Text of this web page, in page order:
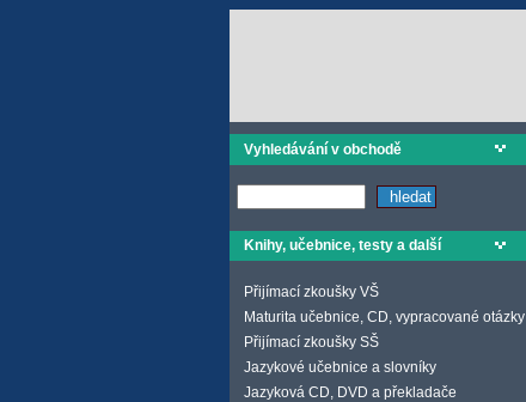
Vyhledávání v obchodě
Knihy, učebnice, testy a další
Přijímací zkoušky VŠ
Maturita učebnice, CD, vypracované otázky
Přijímací zkoušky SŠ
Jazykové učebnice a slovníky
Jazyková CD, DVD a překladače